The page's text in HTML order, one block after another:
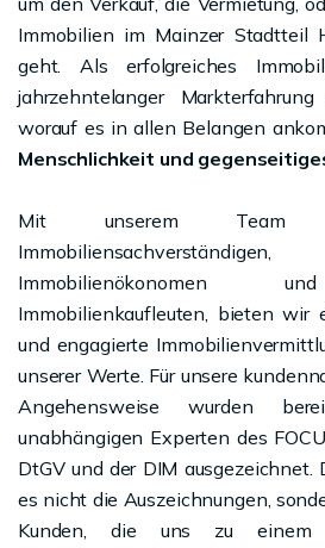
Immobilien im Mainzer Stadtteil
geht. Als erfolgreiches
jahrzehntelanger
worauf es in allen Belangen
Menschlichkeit und
Mit unserem Team
Immobilienökonomen
Immobilienkaufleuten, bieten wir
und engagierte
unserer Werte. Für unsere
Angehensweise wurden
unabhängigen Experten des
DtGV und der DIM
es nicht die Auszeichnungen,
Kunden, die uns zu einem